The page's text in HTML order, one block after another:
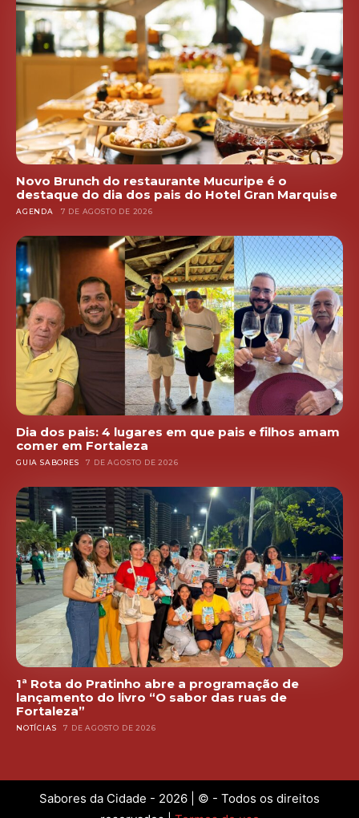
Novo Brunch do restaurante Mucuripe é o
destaque do dia dos pais do Hotel Gran Marquise
AGENDA 7 DE AGOSTO DE 2026
Dia dos pais: 4 lugares em que pais e filhos amam
comer em Fortaleza
GUIA SABORES 7 DE AGOSTO DE 2026
1ª Rota do Pratinho abre a programação de
lançamento do livro “O sabor das ruas de
Fortaleza”
NOTÍCIAS 7 DE AGOSTO DE 2026
Sabores da Cidade - 2026 | © - Todos os direitos